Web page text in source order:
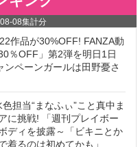
08集計分
作品が30%OFF! FANZA動
％OFF」第2弾を明日1日
ペーンガールは田野憂さ
担当“まなふぃ”こと真中ま
に挑戦! 「週刊プレイボー
ディを披露～「ビキニとか
着るのは初めてかも」